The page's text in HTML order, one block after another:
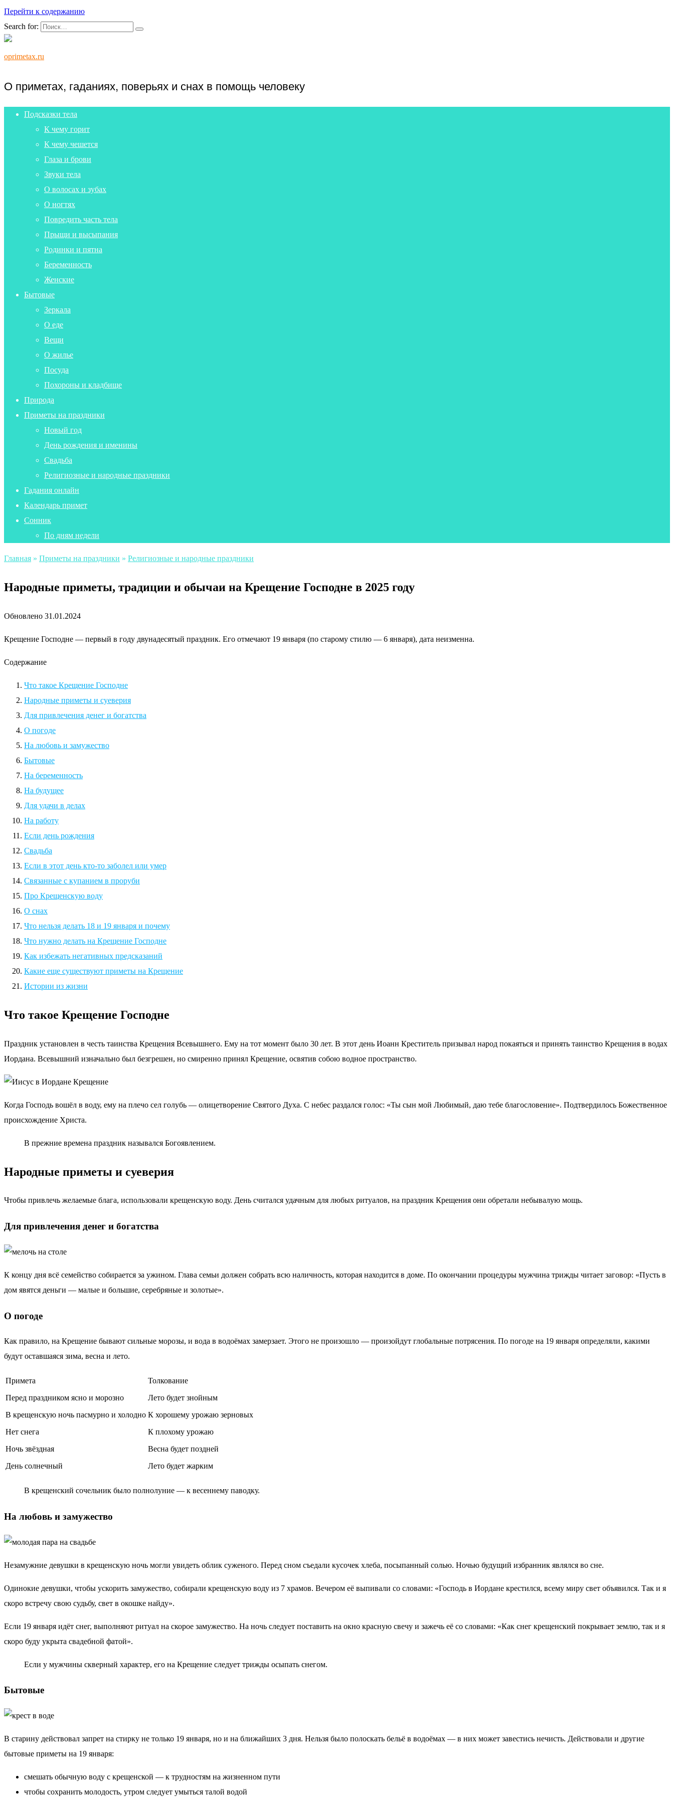
Перейти к содержанию
Search for:
oprimetax.ru
О приметах, гаданиях, поверьях и снах в помощь человеку
Подсказки тела
К чему горит
К чему чешется
Глаза и брови
Звуки тела
О волосах и зубах
О ногтях
Повредить часть тела
Прыщи и высыпания
Родинки и пятна
Беременность
Женские
Бытовые
Зеркала
О еде
Вещи
О жилье
Посуда
Похороны и кладбище
Природа
Приметы на праздники
Новый год
День рождения и именины
Свадьба
Религиозные и народные праздники
Гадания онлайн
Календарь примет
Сонник
По дням недели
Главная » Приметы на праздники » Религиозные и народные праздники
Народные приметы, традиции и обычаи на Крещение Господне в 2025 году
Обновлено 31.01.2024
Крещение Господне — первый в году двунадесятый праздник. Его отмечают 19 января (по старому стилю — 6 января), дата неизменна.
Содержание
Что такое Крещение Господне
Народные приметы и суеверия
Для привлечения денег и богатства
О погоде
На любовь и замужество
Бытовые
На беременность
На будущее
Для удачи в делах
На работу
Если день рождения
Свадьба
Если в этот день кто-то заболел или умер
Связанные с купанием в проруби
Про Крещенскую воду
О снах
Что нельзя делать 18 и 19 января и почему
Что нужно делать на Крещение Господне
Как избежать негативных предсказаний
Какие еще существуют приметы на Крещение
Истории из жизни
Что такое Крещение Господне
Праздник установлен в честь таинства Крещения Всевышнего. Ему на тот момент было 30 лет. В этот день Иоанн Креститель призывал народ покаяться и принять таинство Крещения в водах
Иордана. Всевышний изначально был безгрешен, но смиренно принял Крещение, освятив собою водное пространство.
Когда Господь вошёл в воду, ему на плечо сел голубь — олицетворение Святого Духа. С небес раздался голос: «Ты сын мой Любимый, даю тебе благословение». Подтвердилось Божественное
происхождение Христа.
В прежние времена праздник назывался Богоявлением.
Народные приметы и суеверия
Чтобы привлечь желаемые блага, использовали крещенскую воду. День считался удачным для любых ритуалов, на праздник Крещения они обретали небывалую мощь.
Для привлечения денег и богатства
К концу дня всё семейство собирается за ужином. Глава семьи должен собрать всю наличность, которая находится в доме. По окончании процедуры мужчина трижды читает заговор: «Пусть в
дом явятся деньги — малые и большие, серебряные и золотые».
О погоде
Как правило, на Крещение бывают сильные морозы, и вода в водоёмах замерзает. Этого не произошло — произойдут глобальные потрясения. По погоде на 19 января определяли, какими
будут оставшаяся зима, весна и лето.
Примета
Толкование
Перед праздником ясно и морозно
Лето будет знойным
В крещенскую ночь пасмурно и холодно К хорошему урожаю зерновых
Нет снега
К плохому урожаю
Ночь звёздная
Весна будет поздней
День солнечный
Лето будет жарким
В крещенский сочельник было полнолуние — к весеннему паводку.
На любовь и замужество
Незамужние девушки в крещенскую ночь могли увидеть облик суженого. Перед сном съедали кусочек хлеба, посыпанный солью. Ночью будущий избранник являлся во сне.
Одинокие девушки, чтобы ускорить замужество, собирали крещенскую воду из 7 храмов. Вечером её выпивали со словами: «Господь в Иордане крестился, всему миру свет объявился. Так и я
скоро встречу свою судьбу, свет в окошке найду».
Если 19 января идёт снег, выполняют ритуал на скорое замужество. На ночь следует поставить на окно красную свечу и зажечь её со словами: «Как снег крещенский покрывает землю, так и я
скоро буду укрыта свадебной фатой».
Если у мужчины скверный характер, его на Крещение следует трижды осыпать снегом.
Бытовые
В старину действовал запрет на стирку не только 19 января, но и на ближайших 3 дня. Нельзя было полоскать бельё в водоёмах — в них может завестись нечисть. Действовали и другие
бытовые приметы на 19 января:
смешать обычную воду с крещенской — к трудностям на жизненном пути
чтобы сохранить молодость, утром следует умыться талой водой